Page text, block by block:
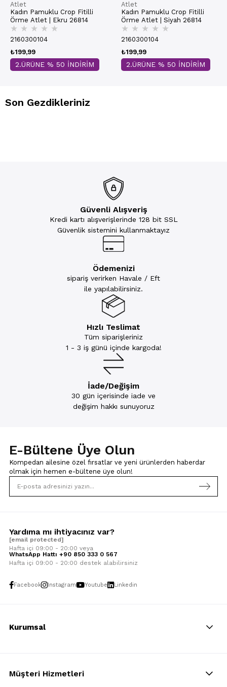
Atlet
Kadın Pamuklu Crop Fitilli
Örme Atlet | Ekru 26814
★ ★ ★ ★ ★
2160300104
₺199,99
2.ÜRÜNE % 50 İNDİRİM
Atlet
Kadın Pamuklu Crop Fitilli
Örme Atlet | Siyah 26814
★ ★ ★ ★ ★
2160300104
₺199,99
2.ÜRÜNE % 50 İNDİRİM
Son Gezdikleriniz
Güvenli Alışveriş
Kredi kartı alışverişlerinde 128 bit SSL
Güvenlik sistemini kullanmaktayız
Ödemenizi
sipariş verirken Havale / Eft
ile yapılabilirsiniz.
Hızlı Teslimat
Tüm siparişleriniz
1 - 3 iş günü içinde kargoda!
İade/Değişim
30 gün içerisinde iade ve
değişim hakkı sunuyoruz
E-Bültene Üye Olun
Kompedan ailesine özel fırsatlar ve yeni ürünlerden haberdar
olmak için hemen e-bültene üye olun!
Yardıma mı ihtiyacınız var?
[email protected]
Hafta içi 09:00 - 20:00 veya
WhatsApp Hattı +90 850 333 0 567
Hafta içi 09:00 - 20:00 destek alabilirsiniz
Facebook Instagram Youtube Linkedin
Kurumsal
Müşteri Hizmetleri